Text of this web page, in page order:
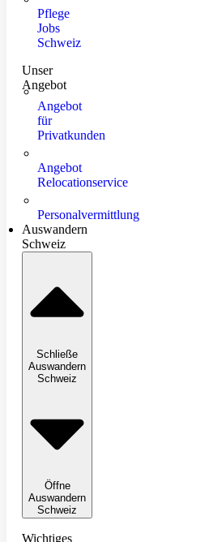
Pflege
Jobs
Schweiz
Unser
Angebot
Angebot
für
Privatkunden
Angebot
Relocationservice
Personalvermittlung
Auswandern
Schweiz
Schließe
Auswandern
Schweiz
Öffne
Auswandern
Schweiz
Wichtiges